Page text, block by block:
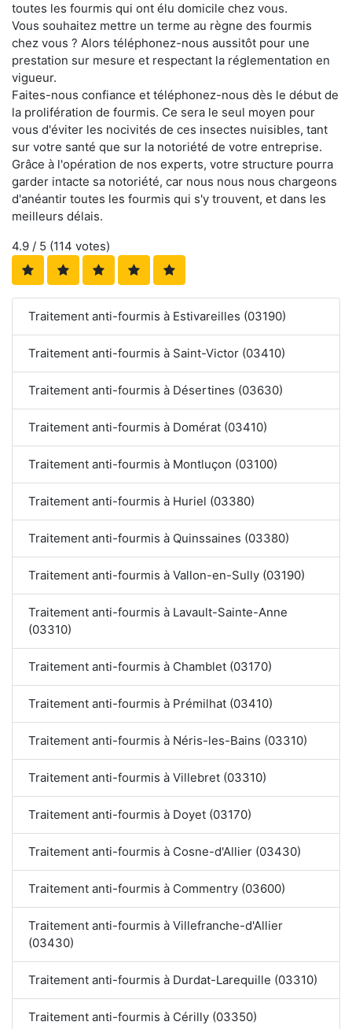
toutes les fourmis qui ont élu domicile chez vous.
Vous souhaitez mettre un terme au règne des fourmis
chez vous ? Alors téléphonez-nous aussitôt pour une
prestation sur mesure et respectant la réglementation en
vigueur.
Faites-nous confiance et téléphonez-nous dès le début de
la prolifération de fourmis. Ce sera le seul moyen pour
vous d'éviter les nocivités de ces insectes nuisibles, tant
sur votre santé que sur la notoriété de votre entreprise.
Grâce à l'opération de nos experts, votre structure pourra
garder intacte sa notoriété, car nous nous nous chargeons
d'anéantir toutes les fourmis qui s'y trouvent, et dans les
meilleurs délais.
4.9 / 5 (114 votes)
Traitement anti-fourmis à Estivareilles (03190)
Traitement anti-fourmis à Saint-Victor (03410)
Traitement anti-fourmis à Désertines (03630)
Traitement anti-fourmis à Domérat (03410)
Traitement anti-fourmis à Montluçon (03100)
Traitement anti-fourmis à Huriel (03380)
Traitement anti-fourmis à Quinssaines (03380)
Traitement anti-fourmis à Vallon-en-Sully (03190)
Traitement anti-fourmis à Lavault-Sainte-Anne
(03310)
Traitement anti-fourmis à Chamblet (03170)
Traitement anti-fourmis à Prémilhat (03410)
Traitement anti-fourmis à Néris-les-Bains (03310)
Traitement anti-fourmis à Villebret (03310)
Traitement anti-fourmis à Doyet (03170)
Traitement anti-fourmis à Cosne-d'Allier (03430)
Traitement anti-fourmis à Commentry (03600)
Traitement anti-fourmis à Villefranche-d'Allier
(03430)
Traitement anti-fourmis à Durdat-Larequille (03310)
Traitement anti-fourmis à Cérilly (03350)